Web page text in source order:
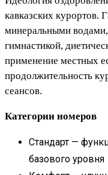
кавказских курортов.
минеральными
гимнастикой,
применение местных
продолжительность
сеансов.
Категории номеров
Стандарт —
базового уровня